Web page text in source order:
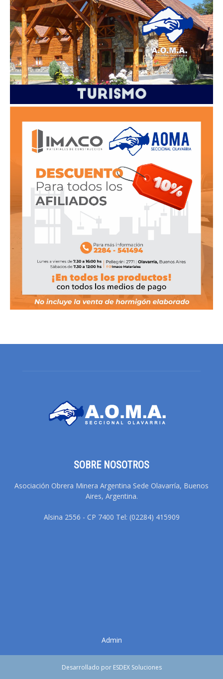
SOBRE NOSOTROS
Asociación Obrera Minera Argentina Sede Olavarría, Buenos
Aires, Argentina.
Alsina 2556 - CP 7400 Tel: (02284) 415909
Admin
Desarrollado por ESDEX Soluciones